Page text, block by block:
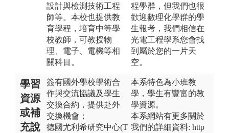
設計與檢測技術工程
師等。本校也提供教
育學程，培育中等學
校教師，可教授物
理、電子、電機等相
關科目。
程學群，但我們也很
歡迎數理化學群的學
生報考，我們相信在
光電工程學系您會找
到屬於您的一片天
空。
學習
資源
或補
充說
簽有國外學校學術合
作與交流協議及學生
交換合約，提供赴外
交換機會；
德國尤利希研究中心 (T
本系特色為小班教
學，學生有豐富的教
學資源。
本系網站有更多關於
我們的詳細資料: http